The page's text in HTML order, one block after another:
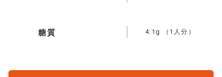
糖質 4.1g （1人分）